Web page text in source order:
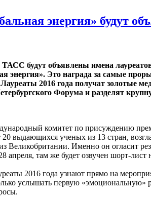
энергия» будут
ТАСС будут объявлены имена
энергия». Это награда за самые
2016 года получат золотые
Форума и разделят
комитет по присуждению
20 выдающихся ученых из 13 стран,
Великобритании. Именно он огласит
апреля, там же будет озвучен шорт-лист
2016 года узнают прямо на
услышать первую «эмоциональную»